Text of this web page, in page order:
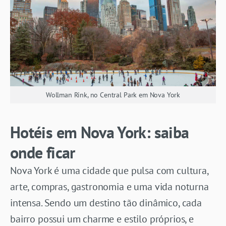
Wollman Rink, no Central Park em Nova York
Hotéis em Nova York: saiba
onde ficar
Nova York é uma cidade que pulsa com cultura,
arte, compras, gastronomia e uma vida noturna
intensa. Sendo um destino tão dinâmico, cada
bairro possui um charme e estilo próprios, e